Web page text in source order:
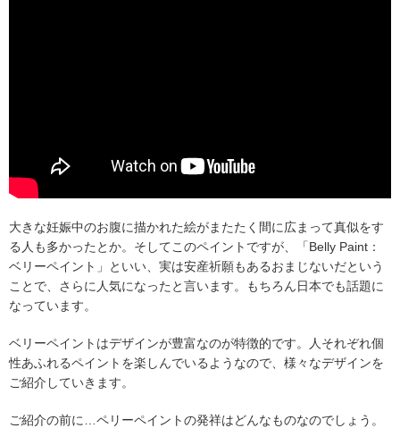
大きな妊娠中のお腹に描かれた絵がまたたく間に広まって真似をす
る人も多かったとか。そしてこのペイントですが、「Belly Paint：
ベリーペイント」といい、実は安産祈願もあるおまじないだという
ことで、さらに人気になったと言います。もちろん日本でも話題に
なっています。
ベリーペイントはデザインが豊富なのが特徴的です。人それぞれ個
性あふれるペイントを楽しんでいるようなので、様々なデザインを
ご紹介していきます。
ご紹介の前に…ペリーペイントの発祥はどんなものなのでしょう。